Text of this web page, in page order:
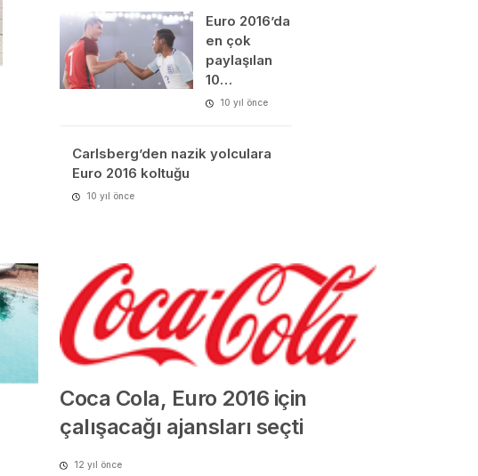
Euro 2016’da
en çok
paylaşılan
10…
10 yıl önce
Carlsberg’den nazik yolculara
Euro 2016 koltuğu
10 yıl önce
Coca Cola, Euro 2016 için
çalışacağı ajansları seçti
12 yıl önce